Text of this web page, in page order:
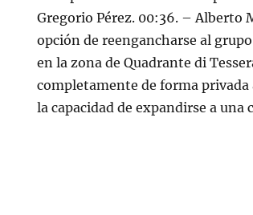
Gregorio Pérez. 00:36. – Alberto
opción de reengancharse al
en la zona de Quadrante di
completamente de forma privada
la capacidad de expandirse a una